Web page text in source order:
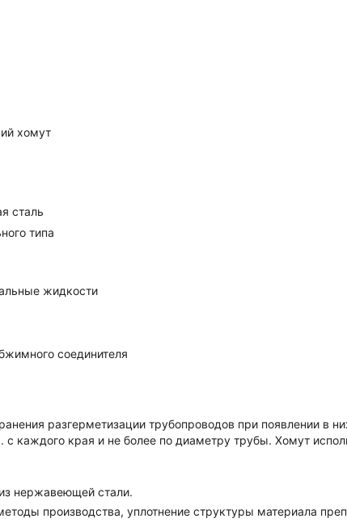
хомут
сталь
типа
жидкости
соединителя
разгерметизации трубопроводов при появлении в
края и не более по диаметру трубы. Хомут
нержавеющей стали.
производства, уплотнение структуры материала